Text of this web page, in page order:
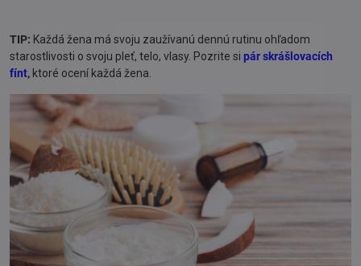
TIP: Každá žena má svoju zaužívanú dennú rutinu ohľadom
starostlivosti o svoju pleť, telo, vlasy. Pozrite si pár skrášlovacích
fínt, ktoré ocení každá žena.